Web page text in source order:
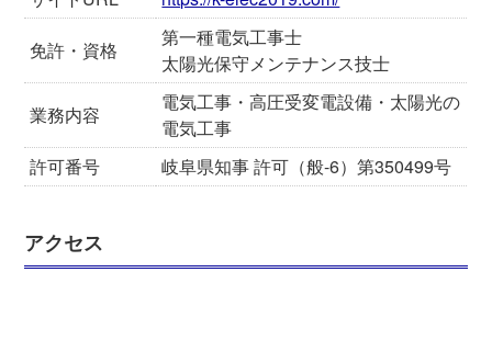
免許・資格
第一種電気工事士
太陽光保守メンテナンス技士
業務内容
電気工事・高圧受変電設備・太陽光の
電気工事
許可番号
岐阜県知事 許可（般-6）第350499号
アクセス